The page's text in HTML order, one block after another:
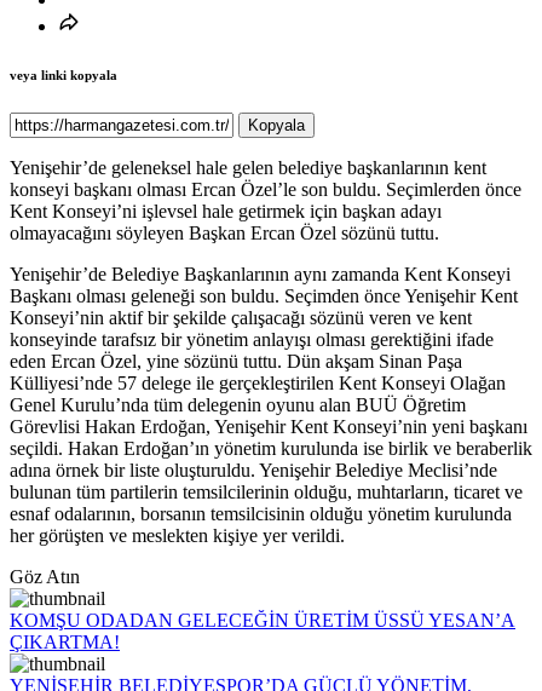
veya linki kopyala
Kopyala
Yenişehir’de geleneksel hale gelen belediye başkanlarının kent
konseyi başkanı olması Ercan Özel’le son buldu. Seçimlerden önce
Kent Konseyi’ni işlevsel hale getirmek için başkan adayı
olmayacağını söyleyen Başkan Ercan Özel sözünü tuttu.
Yenişehir’de Belediye Başkanlarının aynı zamanda Kent Konseyi
Başkanı olması geleneği son buldu. Seçimden önce Yenişehir Kent
Konseyi’nin aktif bir şekilde çalışacağı sözünü veren ve kent
konseyinde tarafsız bir yönetim anlayışı olması gerektiğini ifade
eden Ercan Özel, yine sözünü tuttu. Dün akşam Sinan Paşa
Külliyesi’nde 57 delege ile gerçekleştirilen Kent Konseyi Olağan
Genel Kurulu’nda tüm delegenin oyunu alan BUÜ Öğretim
Görevlisi Hakan Erdoğan, Yenişehir Kent Konseyi’nin yeni başkanı
seçildi. Hakan Erdoğan’ın yönetim kurulunda ise birlik ve beraberlik
adına örnek bir liste oluşturuldu. Yenişehir Belediye Meclisi’nde
bulunan tüm partilerin temsilcilerinin olduğu, muhtarların, ticaret ve
esnaf odalarının, borsanın temsilcisinin olduğu yönetim kurulunda
her görüşten ve meslekten kişiye yer verildi.
Göz Atın
KOMŞU ODADAN GELECEĞİN ÜRETİM ÜSSÜ YESAN’A
ÇIKARTMA!
YENİŞEHİR BELEDİYESPOR’DA GÜÇLÜ YÖNETİM,